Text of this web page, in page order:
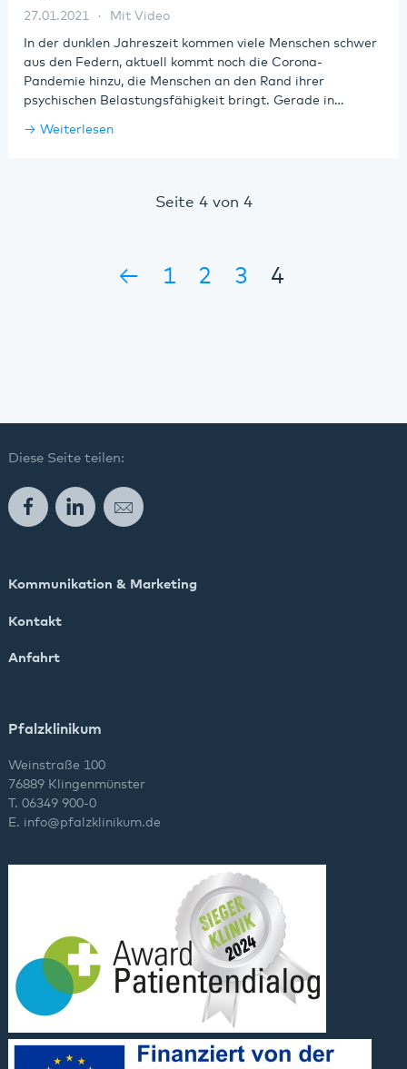
27.01.2021 Mit Video
In der dunklen Jahreszeit kommen viele Menschen schwer
aus den Federn, aktuell kommt noch die Corona-
Pandemie hinzu, die Menschen an den Rand ihrer
psychischen Belastungsfähigkeit bringt. Gerade in…
Weiterlesen
Seite 4 von 4
← 1 2 3 4
Diese Seite teilen:
FacebookLinkedInE-Mail
Kommunikation & Marketing
Kontakt
Anfahrt
Pfalzklinikum
Weinstraße 100
76889 Klingenmünster
T. 06349 900-0
E. info@pfalzklinikum.de